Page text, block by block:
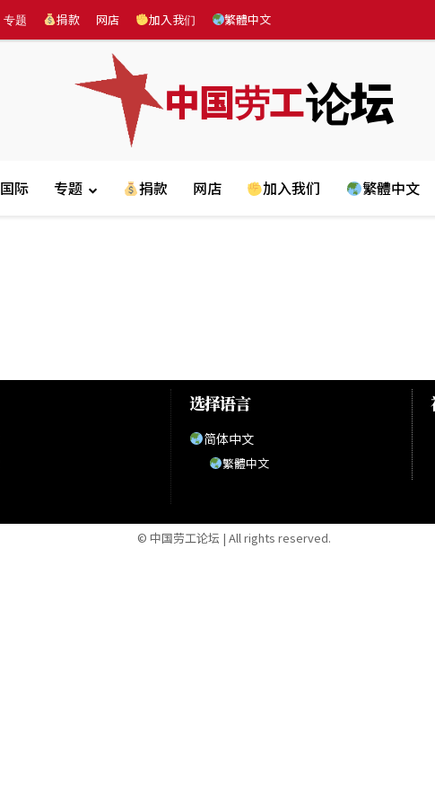
专题 捐款 网店 加入我们 繁體中文
中国劳工论坛
国际 专题 捐款 网店 加入我们 繁體中文
选择语言
简体中文
繁體中文
© 中国劳工论坛 | All rights reserved.